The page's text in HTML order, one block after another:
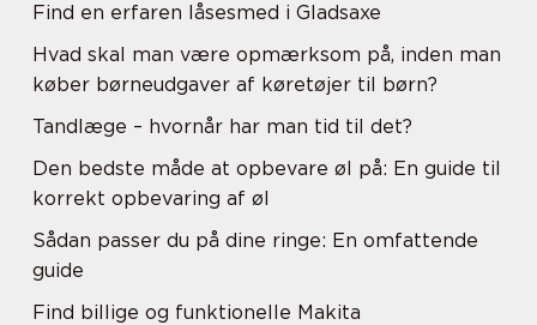
Find en erfaren låsesmed i Gladsaxe
Hvad skal man være opmærksom på, inden man
køber børneudgaver af køretøjer til børn?
Tandlæge – hvornår har man tid til det?
Den bedste måde at opbevare øl på: En guide til
korrekt opbevaring af øl
Sådan passer du på dine ringe: En omfattende
guide
Find billige og funktionelle Makita